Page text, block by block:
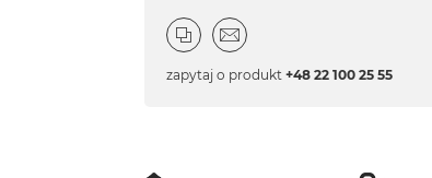
zapytaj o produkt +48 22 100 25 55